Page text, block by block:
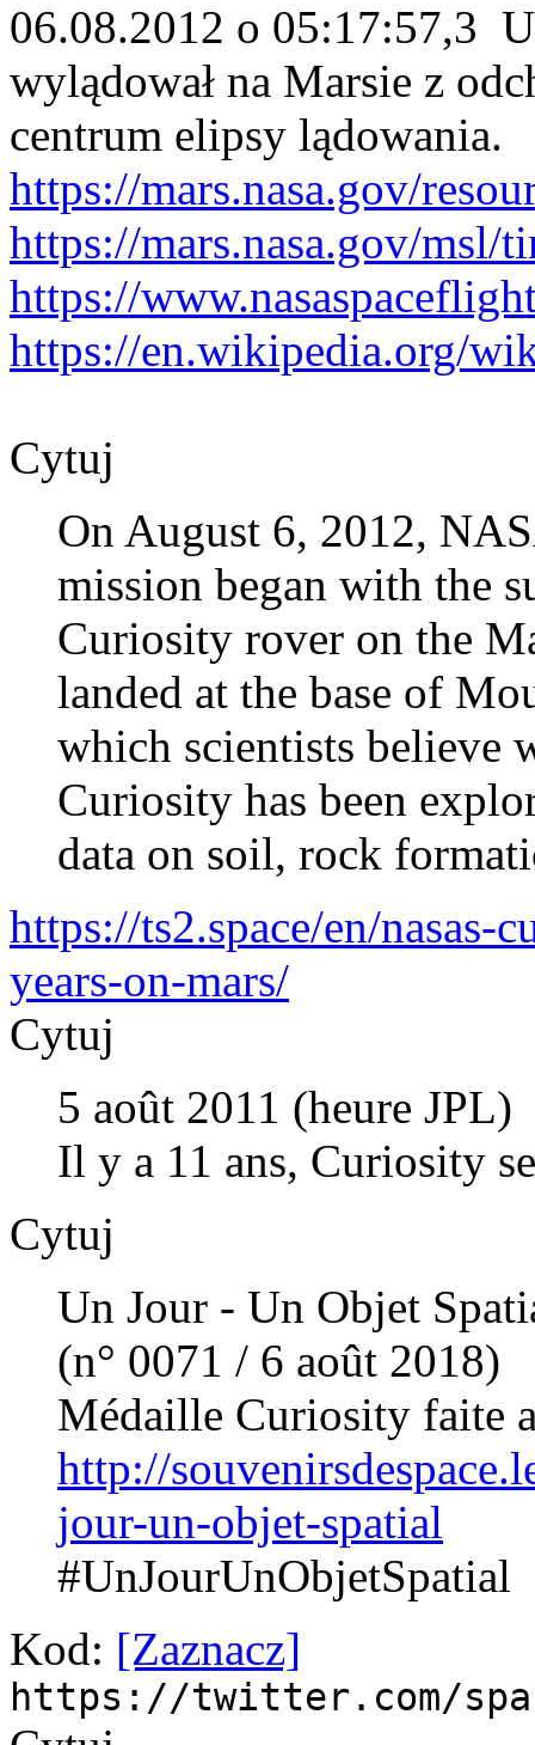
06.08.2012 o 05:17:57,3
wylądował na Marsie z
centrum elipsy lądowania.
https://mars.nasa.gov/
https://mars.nasa.gov/msl/
https://
https://en.wikipedia.org/
Cytuj
On August 6, 2012,
mission began with the
Curiosity rover on the
landed at the base of
which scientists believe
Curiosity has been
data on soil, rock
https://ts2.space/en/nasas-
years-on-mars/
Cytuj
5 août 2011 (heure JPL)
Il y a 11 ans, Curiosity
Cytuj
Un Jour - Un Objet
(n° 0071 / 6 août 2018)
Médaille Curiosity faite
http://
jour-un-objet-spatial
#UnJourUnObjetSpatial
Kod: [Zaznacz]
https://twitter.com/